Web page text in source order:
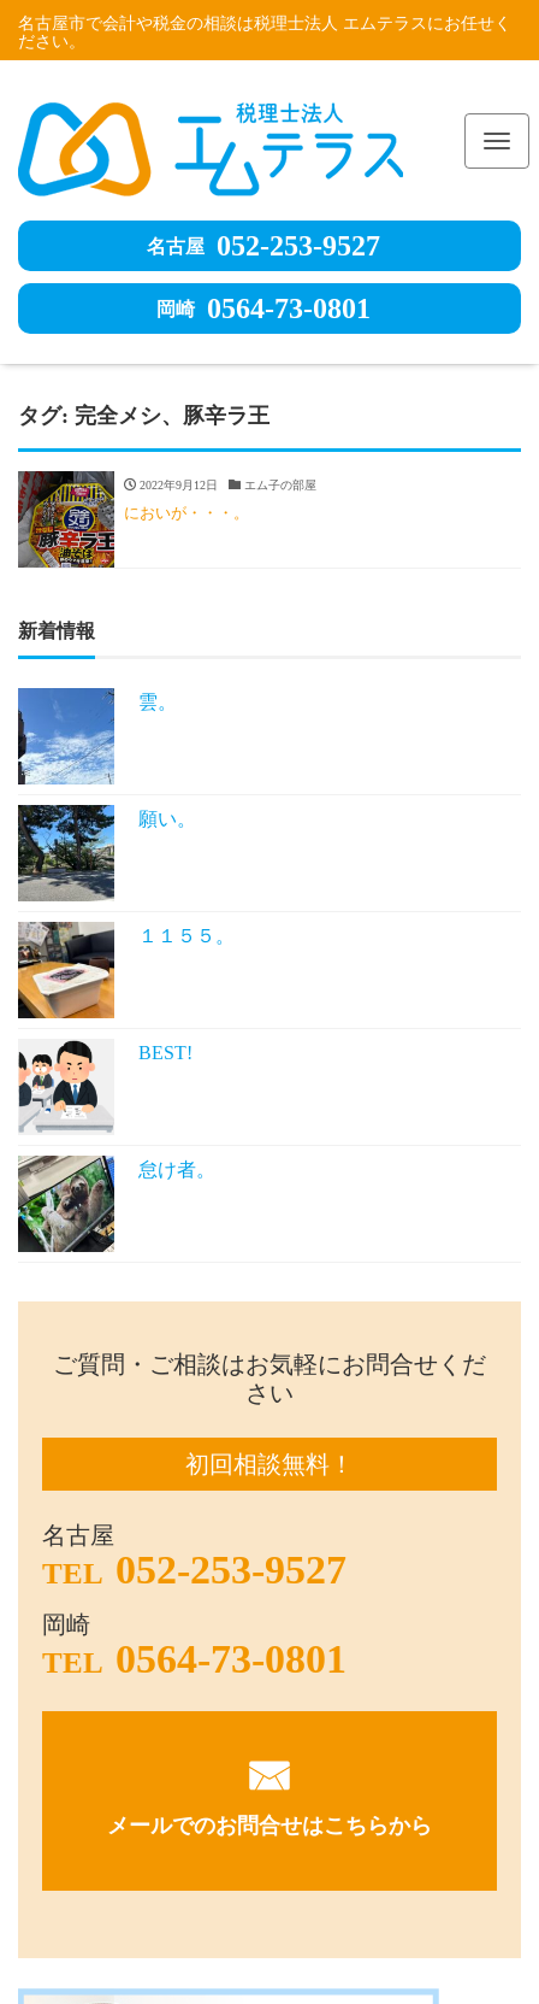
名古屋市で会計や税金の相談は税理士法人 エムテラスにお任せく
ださい。
名古屋 052-253-9527
岡崎 0564-73-0801
タグ: 完全メシ、豚辛ラ王
2022年9月12日 エム子の部屋
においが・・・。
新着情報
雲。
願い。
１１５５。
BEST!
怠け者。
ご質問・ご相談はお気軽にお問合せくだ
さい
初回相談無料！
名古屋
TEL 052-253-9527
岡崎
TEL 0564-73-0801
メールでのお問合せはこちらから